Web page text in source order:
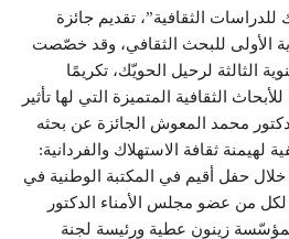
الثقافية”، تقديم جائزة
الأولى للبحث الثقافي، وقد خصّصت
الثالثة لرحيل الحويّك، تكريمًا
الثقافية المتميزة التي لها تأثير
محمد المعوش الجائزة عن بحثه
لهيمنة ثقافة الاستهلاك والفردانية:
خلال حفل أقيم في المكتبة الوطنية في
من عضو مجلس الأمناء الدكتور
زينون عطية ورئيسة لجنة